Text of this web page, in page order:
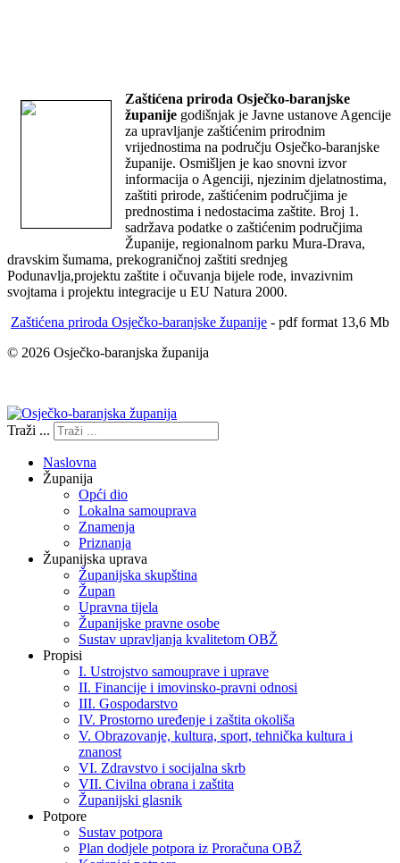
Zaštićena priroda Osječko-baranjske
županije godišnjak je Javne ustanove Agencije
za upravljanje zaštićenim prirodnim
vrijednostima na području Osječko-baranjske
županije. Osmišljen je kao snovni izvor
informacija o Agenciji, njezinim djelatnostima,
zaštiti prirode, zaštićenim područjima je
prednostima i nedostacima zaštite. Broj 1.
sadržava podatke o zaštićenim područjima
Županije, regionalnom parku Mura-Drava,
dravskim šumama, prekograničnoj zaštiti srednjeg
Podunavlja,projektu zaštite i očuvanja bijele rode, invazivnim
svojtama i projektu integracije u EU Natura 2000.
Zaštićena priroda Osječko-baranjske županije - pdf format 13,6 Mb
© 2026 Osječko-baranjska županija
Traži ...
Naslovna
Županija
Opći dio
Lokalna samouprava
Znamenja
Priznanja
Županijska uprava
Županijska skupština
Župan
Upravna tijela
Županijske pravne osobe
Sustav upravljanja kvalitetom OBŽ
Propisi
I. Ustrojstvo samouprave i uprave
II. Financije i imovinsko-pravni odnosi
III. Gospodarstvo
IV. Prostorno uređenje i zaštita okoliša
V. Obrazovanje, kultura, sport, tehnička kultura i
znanost
VI. Zdravstvo i socijalna skrb
VII. Civilna obrana i zaštita
Županijski glasnik
Potpore
Sustav potpora
Plan dodjele potpora iz Proračuna OBŽ